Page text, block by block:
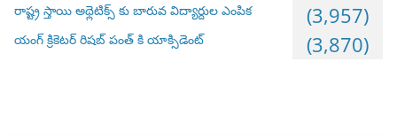
రాష్ట్ర స్తాయి అథ్లెటిక్స్ కు బారువ విద్యార్దుల ఎంపిక (3,957)
యంగ్ క్రికెటర్ రిషబ్ పంత్ కి యాక్సిడెంట్ (3,870)